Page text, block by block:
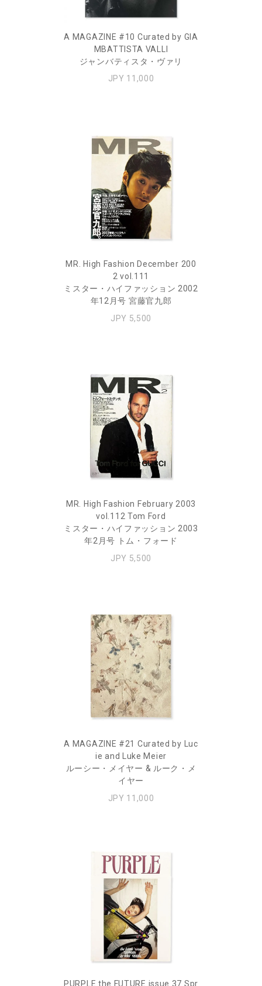
A MAGAZINE #10 Curated by GIA
MBATTISTA VALLI
ジャンバティスタ・ヴァリ
JPY 11,000
MR. High Fashion December 200
2 vol.111
ミスター・ハイファッション 2002
年12月号 宮藤官九郎
JPY 5,500
MR. High Fashion February 2003
vol.112 Tom Ford
ミスター・ハイファッション 2003
年2月号 トム・フォード
JPY 5,500
A MAGAZINE #21 Curated by Luc
ie and Luke Meier
ルーシー・メイヤー & ルーク・メ
イヤー
JPY 11,000
PURPLE the FUTURE issue 37 Spr